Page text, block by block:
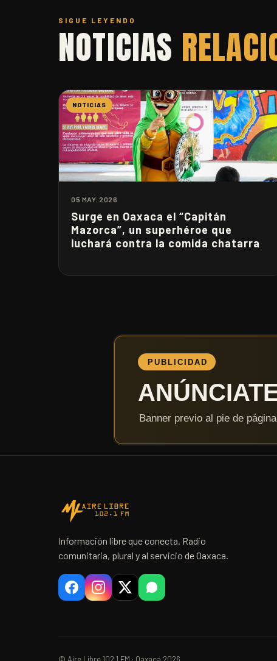
SIGUE LEYENDO
NOTICIAS
NOTICIAS
05 MAY. 2026
Surge en Oaxaca el “Capitán
Mazorca”, un superhéroe que
luchará contra la comida chatarra
Información libre que conecta. Radio
comunitaria, plural y al servicio de Oaxaca.